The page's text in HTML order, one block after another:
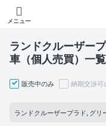
メニュー
ランドクルーザー
車（個人売買）一覧
販売中のみ 納期交渉可
ランドクルーザープラド, グリ